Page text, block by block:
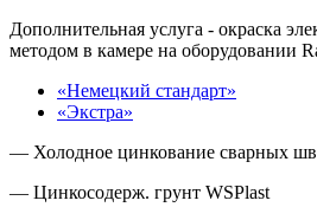
Дополнительная услуга - окраска
методом в камере на оборудовании
«Немецкий стандарт»
«Экстра»
— Холодное цинкование сварных
— Цинкосодерж. грунт WSPlast